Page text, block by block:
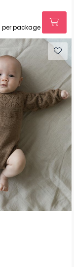
per package